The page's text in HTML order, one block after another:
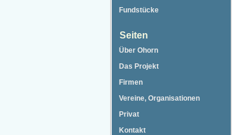
Fundstücke
Seiten
Über Ohorn
Das Projekt
Firmen
Vereine, Organisationen
Privat
Kontakt